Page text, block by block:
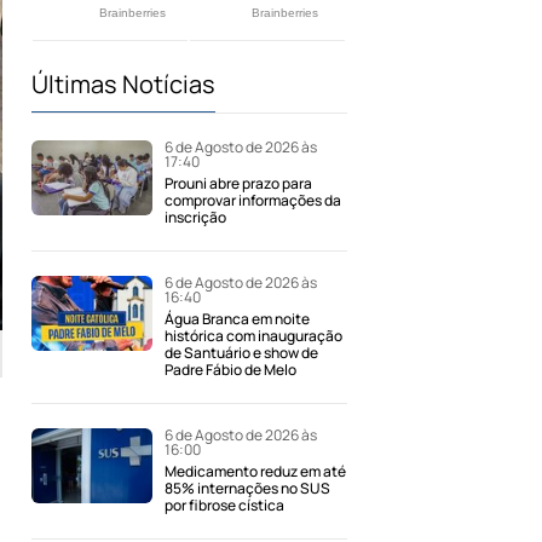
Últimas Notícias
6 de Agosto de 2026 às
17:40
Prouni abre prazo para
comprovar informações da
inscrição
6 de Agosto de 2026 às
16:40
Água Branca em noite
histórica com inauguração
de Santuário e show de
Padre Fábio de Melo
6 de Agosto de 2026 às
16:00
Medicamento reduz em até
85% internações no SUS
por fibrose cística